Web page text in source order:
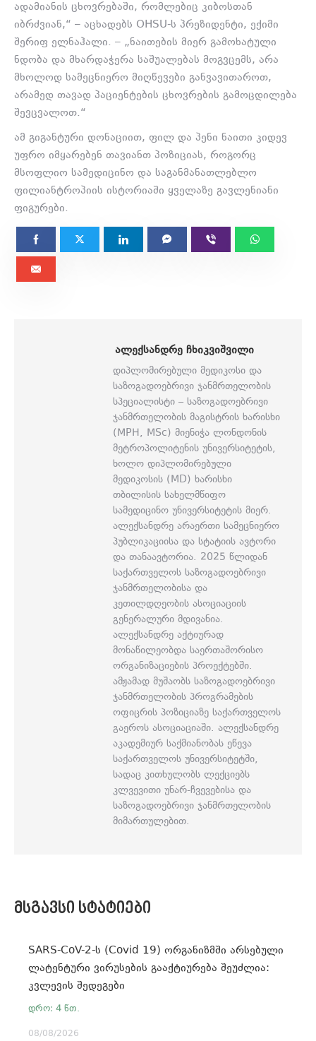
ადამიანის ცხოვრებაში, რომლებიც კიბოსთან
იბრძვიან,“ – აცხადებს OHSU-ს პრეზიდენტი, ექიმი
შერიფ ელნაჰალი. – „ნაითების მიერ გამოხატული
ნდობა და მხარდაჭერა საშუალებას მოგვცემს, არა
მხოლოდ სამეცნიერო მიღწევები განვავითაროთ,
არამედ თავად პაციენტების ცხოვრების გამოცდილება
შევცვალოთ.“
ამ გიგანტური დონაციით, ფილ და პენი ნაითი კიდევ
უფრო იმყარებენ თავიანთ პოზიციას, როგორც
მსოფლიო სამედიცინო და საგანმანათლებლო
ფილიანტროპიის ისტორიაში ყველაზე გავლენიანი
ფიგურები.
ᲐᲚᲔᲥᲡᲐᲜᲓᲠᲔ ᲩᲮᲘᲙᲕᲘᲨᲕᲘᲚᲘ
დიპლომირებული მედიკოსი და
საზოგადოებრივი ჯანმრთელობის
სპეციალისტი – საზოგადოებრივი
ჯანმრთელობის მაგისტრის ხარისხი
(MPH, MSc) მიენიჭა ლონდონის
მეტროპოლიტენის უნივერსიტეტის,
ხოლო დიპლომირებული
მედიკოსის (MD) ხარისხი
თბილისის სახელმწიფო
სამედიცინო უნივერსიტეტის მიერ.
ალექსანდრე არაერთი სამეცნიერო
პუბლიკაციისა და სტატიის ავტორი
და თანაავტორია. 2025 წლიდან
საქართველოს საზოგადოებრივი
ჯანმრთელობისა და
კეთილდღეობის ასოციაციის
გენერალური მდივანია.
ალექსანდრე აქტიურად
მონაწილეობდა საერთაშორისო
ორგანიზაციების პროექტებში.
ამჟამად მუშაობს საზოგადოებრივი
ჯანმრთელობის პროგრამების
ოფიცრის პოზიციაზე საქართველოს
გაეროს ასოციაციაში. ალექსანდრე
აკადემიურ საქმიანობას ეწევა
საქართველოს უნივერსიტეტში,
სადაც კითხულობს ლექციებს
კლვევითი უნარ-ჩვევებისა და
საზოგადოებრივი ჯანმრთელობის
მიმართულებით.
ᲛᲡᲒᲐᲕᲡᲘ ᲡᲢᲐᲢᲘᲔᲑᲘ
SARS-CoV-2-ს (Covid 19) ორგანიზმში არსებული
ლატენტური ვირუსების გააქტიურება შეუძლია:
კვლევის შედეგები
08/08/2026